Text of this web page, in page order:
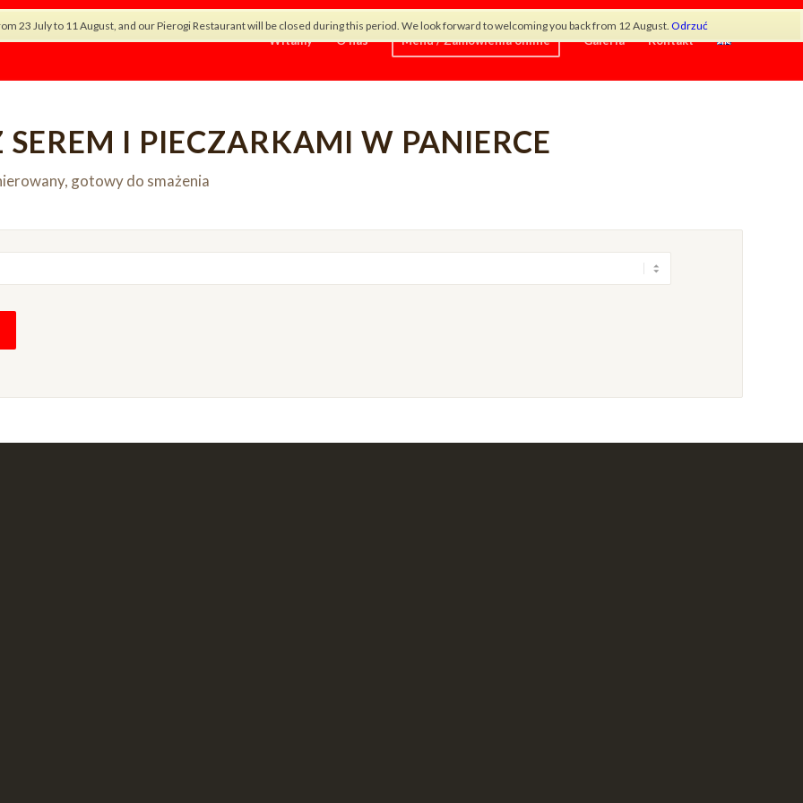
23 July to 11 August, and our Pierogi Restaurant will be closed during this period. We look forward to welcoming you back from 12 August. Odrzuć
Witamy O nas Menu / Zamówienia online Galeria Kontakt
I PIECZARKAMI W PANIERCE
gotowy do smażenia